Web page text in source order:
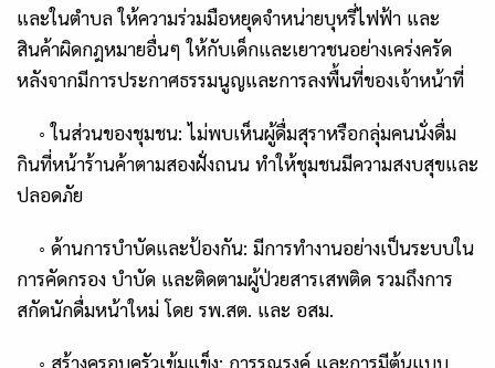
และในตำบล ให้ความร่วมมือหยุดจำหน่ายบุหรี่ไฟฟ้า และ
สินค้าผิดกฎหมายอื่นๆ ให้กับเด็กและเยาวชนอย่างเคร่งครัด
หลังจากมีการประกาศธรรมนูญและการลงพื้นที่ของเจ้าหน้าที่
◦ในส่วนของชุมชน: ไม่พบเห็นผู้ดื่มสุราหรือกลุ่มคนนั่งดื่ม
กินที่หน้าร้านค้าตามสองฝั่งถนน ทำให้ชุมชนมีความสงบสุขและ
ปลอดภัย
◦ ด้านการบำบัดและป้องกัน: มีการทำงานอย่างเป็นระบบใน
การคัดกรอง บำบัด และติดตามผู้ป่วยสารเสพติด รวมถึงการ
สกัดนักดื่มหน้าใหม่ โดย รพ.สต. และ อสม.
◦ สร้างครอบครัวเข้มแข็ง: การรณรงค์ และการมีต้นแบบ